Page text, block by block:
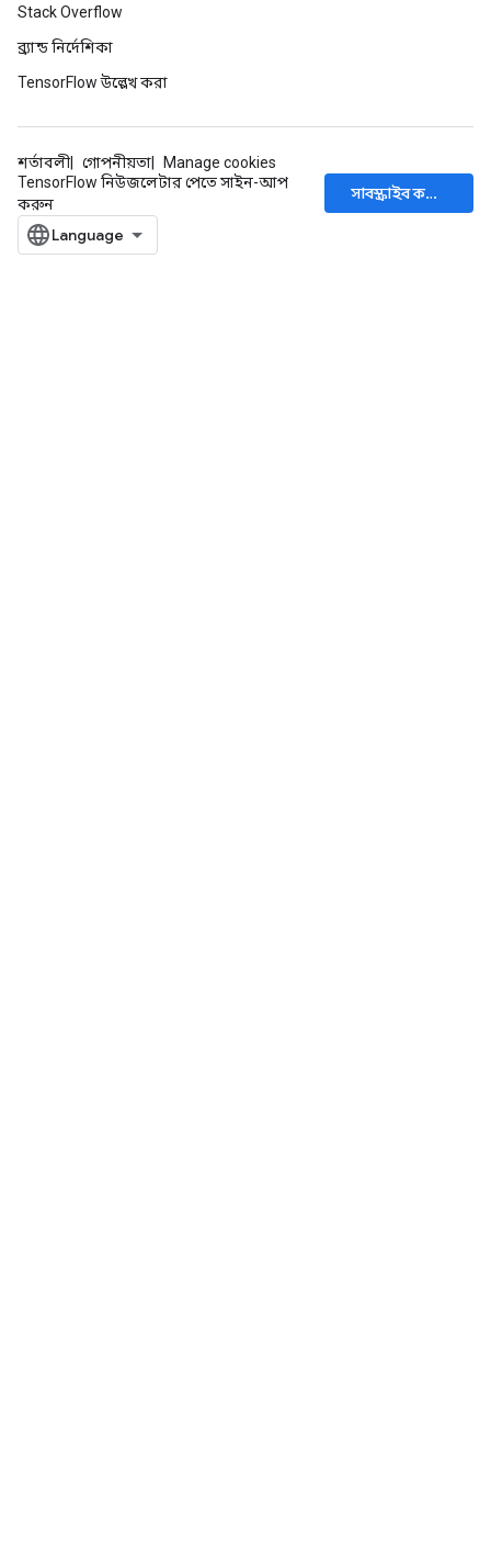
Stack Overflow
ব্র্যান্ড নির্দেশিকা
TensorFlow উল্লেখ করা
শর্তাবলী গোপনীয়তা
Manage cookies
TensorFlow নিউজলেটার পেতে সাইন-আপ
করুন
সাবস্ক্রাইব করুন